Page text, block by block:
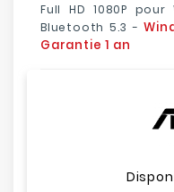
Full HD 1080P
Bluetooth 5.3 -
Garantie 1 an